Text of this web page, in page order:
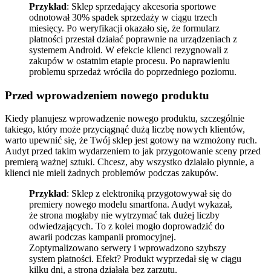
Przykład: Sklep sprzedający akcesoria sportowe
odnotował 30% spadek sprzedaży w ciągu trzech
miesięcy. Po weryfikacji okazało się, że formularz
płatności przestał działać poprawnie na urządzeniach z
systemem Android. W efekcie klienci rezygnowali z
zakupów w ostatnim etapie procesu. Po naprawieniu
problemu sprzedaż wróciła do poprzedniego poziomu.
Przed wprowadzeniem nowego produktu
Kiedy planujesz wprowadzenie nowego produktu, szczególnie
takiego, który może przyciągnąć dużą liczbę nowych klientów,
warto upewnić się, że Twój sklep jest gotowy na wzmożony ruch.
Audyt przed takim wydarzeniem to jak przygotowanie sceny przed
premierą ważnej sztuki. Chcesz, aby wszystko działało płynnie, a
klienci nie mieli żadnych problemów podczas zakupów.
Przykład: Sklep z elektroniką przygotowywał się do
premiery nowego modelu smartfona. Audyt wykazał,
że strona mogłaby nie wytrzymać tak dużej liczby
odwiedzających. To z kolei mogło doprowadzić do
awarii podczas kampanii promocyjnej.
Zoptymalizowano serwery i wprowadzono szybszy
system płatności. Efekt? Produkt wyprzedał się w ciągu
kilku dni, a strona działała bez zarzutu.